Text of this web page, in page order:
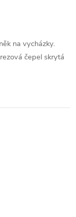
na vycházky.
čepel skrytá